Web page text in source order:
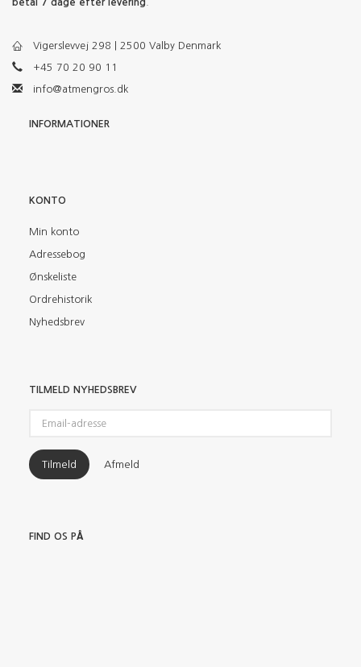
Vigerslevvej 298 | 2500 Valby Denmark
+45 70 20 90 11
info@atmengros.dk
INFORMATIONER
KONTO
Min konto
Adressebog
Ønskeliste
Ordrehistorik
Nyhedsbrev
TILMELD NYHEDSBREV
adresse
Tilmeld Afmeld
FIND OS PÅ